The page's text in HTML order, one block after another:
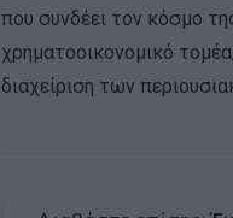
που συνδέει τον κόσμο
χρηματοοικονομικό
διαχείριση των